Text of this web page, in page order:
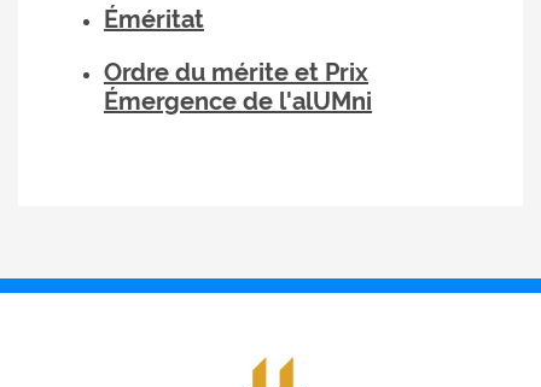
Éméritat
Ordre du mérite et Prix
Émergence de l'alUMni